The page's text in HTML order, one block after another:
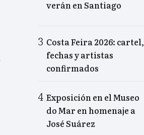
verán en Santiago
Costa Feira 2026: cartel,
fechas y artistas
confirmados
Exposición en el Museo
do Mar en homenaje a
José Suárez